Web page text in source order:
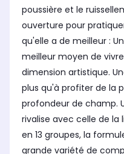
poussière et le
ouverture pour
qu'elle a de meilleur :
meilleur moyen de
dimension artistique.
plus qu'à profiter de la
profondeur de champ.
rivalise avec celle de la
en 13 groupes, la
grande variété de